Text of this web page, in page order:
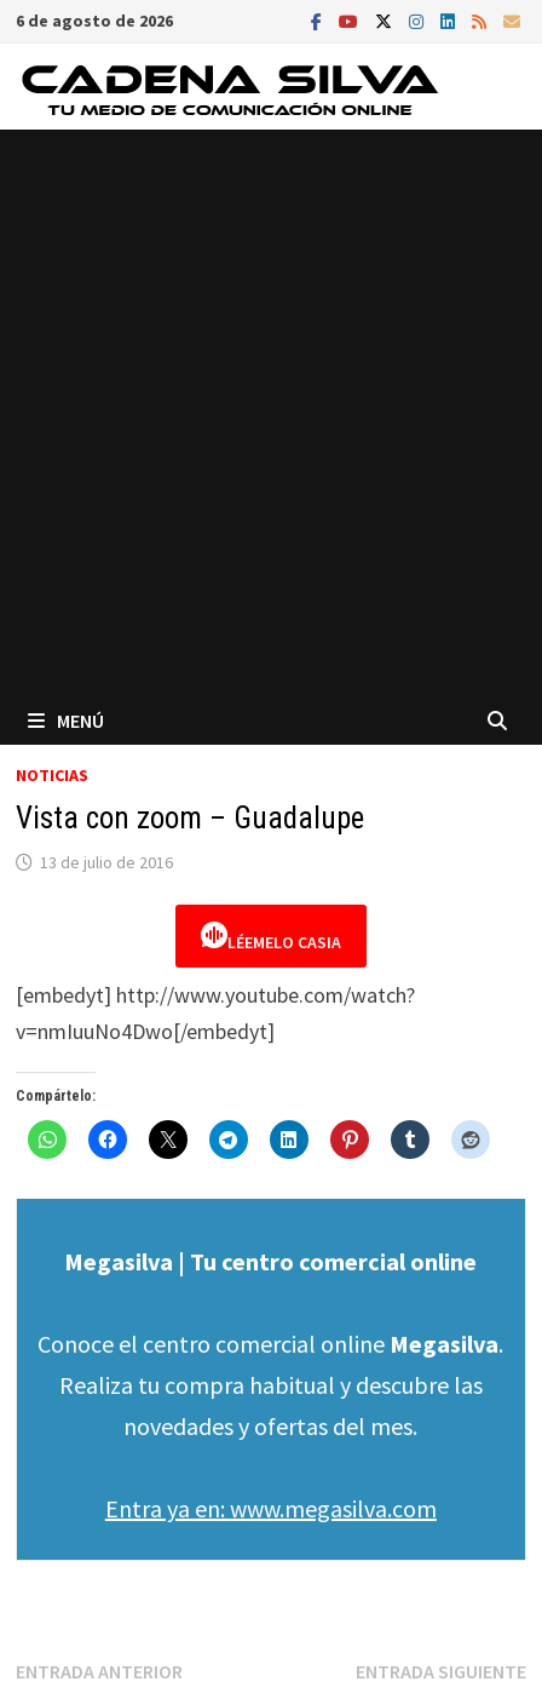
Saltar
contenido
6 de agosto de 2026
MENÚ
NOTICIAS
Vista con zoom – Guadalupe
13 de julio de 2016
LÉEMELO CASIA
[embedyt] http://www.youtube.com/watch?
v=nmIuuNo4Dwo[/embedyt]
Compártelo:
Megasilva | Tu centro comercial online
Conoce el centro comercial online Megasilva.
Realiza tu compra habitual y descubre las
novedades y ofertas del mes.
Entra ya en: www.megasilva.com
Navegación
ENTRADA ANTERIOREntrada
ENTRADA SIGUIENTE